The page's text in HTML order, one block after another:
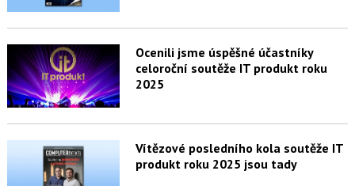
Ocenili jsme úspěšné účastníky
celoroční soutěže IT produkt roku
2025
Vítězové posledního kola soutěže IT
produkt roku 2025 jsou tady